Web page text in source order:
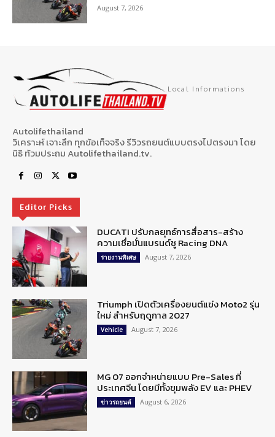
August 7, 2026
Local Informations
Autolifethailand
วิเคราะห์ เจาะลึก ทุกข้อเท็จจริง รีวิวรถยนต์แบบตรงไปตรงมา โดย
นิธิ ท้วมประถม Autolifethailand.tv.
Editor Picks
DUCATI ปรับกลยุทธ์การสื่อสาร-สร้าง
ความเชื่อมั่นแบรนด์ชู Racing DNA
รายงานพิเศษ August 7, 2026
Triumph เปิดตัวเครื่องยนต์แข่ง Moto2 รุ่น
ใหม่ สำหรับฤดูกาล 2027
Vehicle August 7, 2026
MG 07 ออกจำหน่ายแบบ Pre-Sales ที่
ประเทศจีน โดยมีทั้งขุมพลัง EV และ PHEV
ข่าวรถยนต์ August 6, 2026